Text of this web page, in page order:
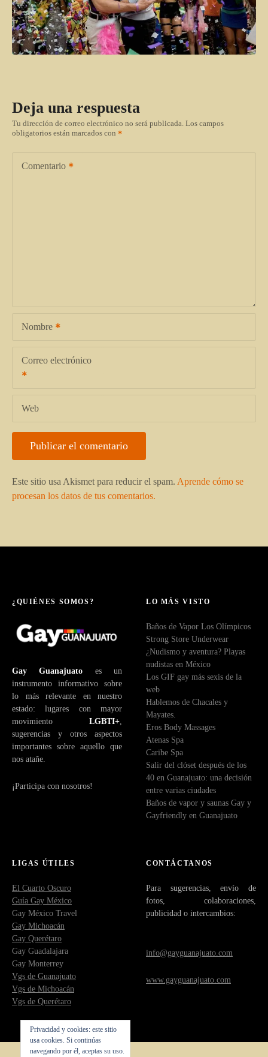
Deja una respuesta
Tu dirección de correo electrónico no será publicada. Los campos
obligatorios están marcados con
Comentario
Nombre
Correo electrónico
Web
Este sitio usa Akismet para reducir el spam. Aprende cómo se
procesan los datos de tus comentarios.
¿QUIÉNES SOMOS?
Gay Guanajuato es un
instrumento informativo sobre
lo más relevante en nuestro
estado: lugares con mayor
movimiento LGBTI+
sugerencias y otros aspectos
importantes sobre aquello que
nos atañe.
¡Participa con nosotros!
LO MÁS VISTO
Baños de Vapor Los Olímpicos
Strong Store Underwear
¿Nudismo y aventura? Playas
nudistas en México
Los GIF gay más sexis de la
web
Hablemos de Chacales y
Mayates.
Eros Body Massages
Atenas Spa
Caribe Spa
Salir del clóset después de los
40 en Guanajuato: una decisión
entre varias ciudades
Baños de vapor y saunas Gay y
Gayfriendly en Guanajuato
LIGAS ÚTILES
El Cuarto Oscuro
Guía Gay México
Gay México Travel
Gay Michoacán
Gay Querétaro
Gay Guadalajara
Gay Monterrey
Vgs de Guanajuato
Vgs de Michoacán
Vgs de Querétaro
CONTÁCTANOS
Para sugerencias, envío de
fotos, colaboraciones,
publicidad o intercambios:
info@gayguanajuato.com
www.gayguanajuato.com
Privacidad y cookies: este sitio
usa cookies. Si continúas
navegando por él, aceptas su uso.